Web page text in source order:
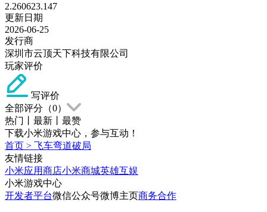
2.260623.147
更新日期
2026-06-25
发行商
深圳市云顶天下科技有限公司
玩家评价
写评价
全部评分（0）
热门
最新
最赞
下载小米游戏中心，参与互动！
首页 > 飞车弯道破局
友情链接
小米应用商店小米商城英雄互娱
小米游戏中心
开发者平台微信公众号微博主页商务合作